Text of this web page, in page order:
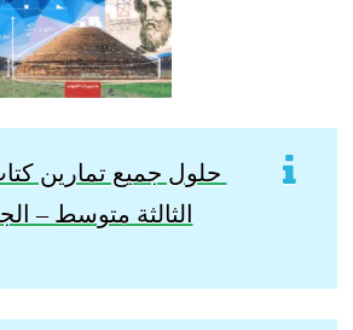
حلول جميع تمارين
الثالثة متوسط –